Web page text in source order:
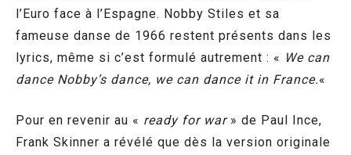
l’Euro face à l’Espagne. Nobby Stiles et sa
fameuse danse de 1966 restent présents dans les
lyrics, même si c’est formulé autrement : « We can
dance Nobby’s dance, we can dance it in France.«
Pour en revenir au « ready for war» de Paul Ince,
Frank Skinner a révélé que dès la version originale